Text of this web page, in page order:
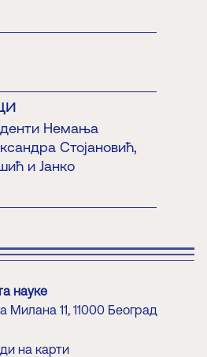
Немања
Стојановић,
и Јанко
науке
Милана 11, 11000 Београд
на карти